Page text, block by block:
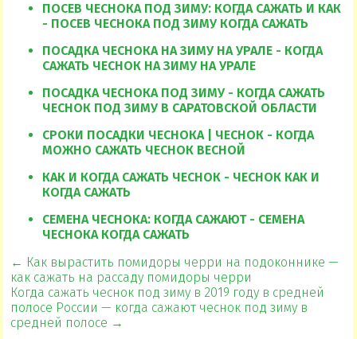
ПОСЕВ ЧЕСНОКА ПОД ЗИМУ: КОГДА САЖАТЬ И КАК
- ПОСЕВ ЧЕСНОКА ПОД ЗИМУ КОГДА САЖАТЬ
ПОСАДКА ЧЕСНОКА НА ЗИМУ НА УРАЛЕ - КОГДА
САЖАТЬ ЧЕСНОК НА ЗИМУ НА УРАЛЕ
ПОСАДКА ЧЕСНОКА ПОД ЗИМУ - КОГДА САЖАТЬ
ЧЕСНОК ПОД ЗИМУ В САРАТОВСКОЙ ОБЛАСТИ
СРОКИ ПОСАДКИ ЧЕСНОКА | ЧЕСНОК - КОГДА
МОЖНО САЖАТЬ ЧЕСНОК ВЕСНОЙ
КАК И КОГДА САЖАТЬ ЧЕСНОК - ЧЕСНОК КАК И
КОГДА САЖАТЬ
СЕМЕНА ЧЕСНОКА: КОГДА САЖАЮТ - СЕМЕНА
ЧЕСНОКА КОГДА САЖАТЬ
← Как вырастить помидоры черри на подоконнике —
как сажать на рассаду помидоры черри
Когда сажать чеснок под зиму в 2019 году в средней
полосе России — когда сажают чеснок под зиму в
средней полосе →